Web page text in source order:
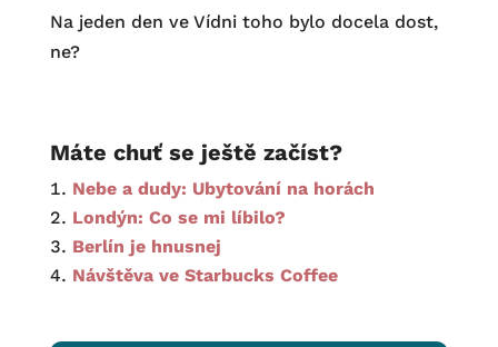
Na jeden den ve Vídni toho bylo docela dost,
ne?
Máte chuť se ještě začíst?
Nebe a dudy: Ubytování na horách
Londýn: Co se mi líbilo?
Berlín je hnusnej
Návštěva ve Starbucks Coffee